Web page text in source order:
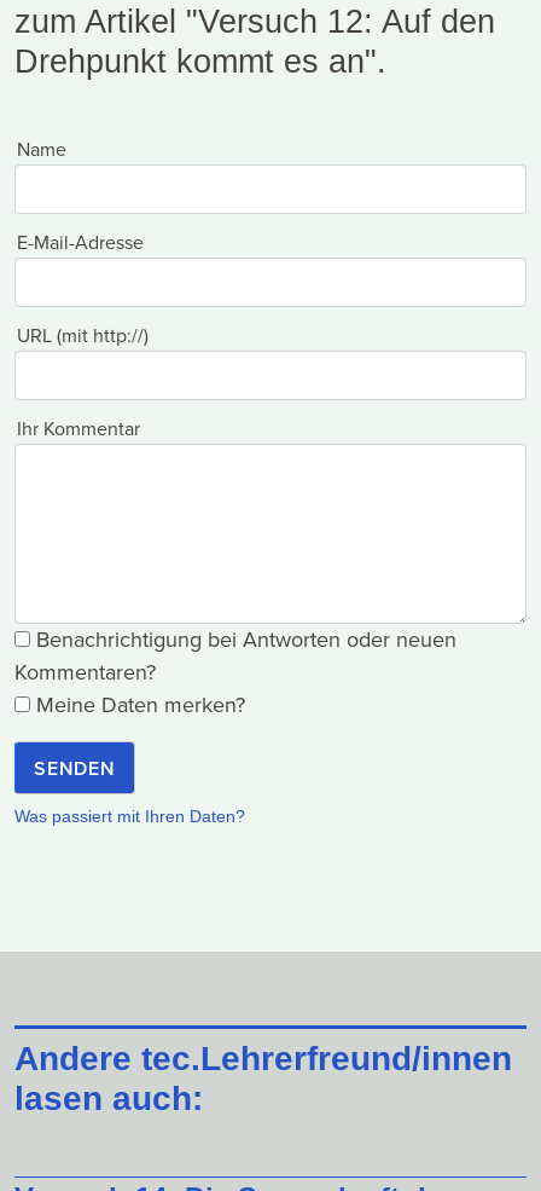
zum Artikel "Versuch 12: Auf den
Drehpunkt kommt es an".
Name
E-Mail-Adresse
URL (mit http://)
Ihr Kommentar
Benachrichtigung bei Antworten oder neuen
Kommentaren?
Meine Daten merken?
SENDEN
Was passiert mit Ihren Daten?
Andere tec.Lehrerfreund/innen
lasen auch: